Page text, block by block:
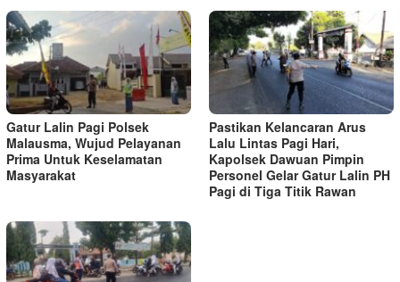
Gatur Lalin Pagi Polsek
Malausma, Wujud Pelayanan
Prima Untuk Keselamatan
Masyarakat
Pastikan Kelancaran Arus
Lalu Lintas Pagi Hari,
Kapolsek Dawuan Pimpin
Personel Gelar Gatur Lalin PH
Pagi di Tiga Titik Rawan